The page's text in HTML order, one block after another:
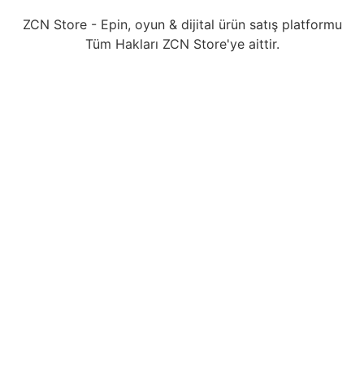
ZCN Store - Epin, oyun & dijital ürün satış platformu
Tüm Hakları ZCN Store'ye aittir.